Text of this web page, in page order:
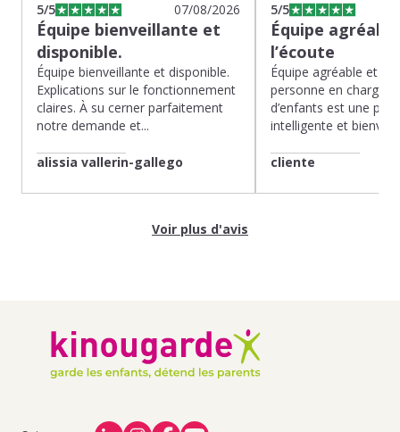
5/5 07/08/2026
Équipe bienveillante et
disponible.
Équipe bienveillante et disponible.
Explications sur le fonctionnement
claires. À su cerner parfaitement
notre demande et...
alissia vallerin-gallego
5/5
Équipe
l’écoute
Équipe agréable et à
personne en charge
d’enfants est une
intelligente et
cliente
Voir plus d'avis